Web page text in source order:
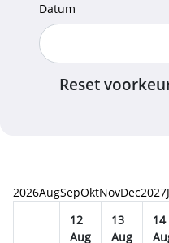
Datum
Reset
2026AugSepOktNovDec2027
12
Aug
13
Aug
14